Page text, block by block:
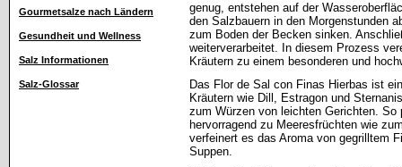
Gourmetsalze nach Ländern
Gesundheit und Wellness
Salz Informationen
Salz-Glossar
genug, entstehen auf der
den Salzbauern in den Morgenstunden
zum Boden der Becken sinken.
weiterverarbeitet. In diesem Prozess
Kräutern zu einem besonderen und
Das Flor de Sal con Finas Hierbas ist
Kräutern wie Dill, Estragon und
zum Würzen von leichten Gerichten.
hervorragend zu Meeresfrüchten wie
verfeinert es das Aroma von gegrilltem
Suppen.